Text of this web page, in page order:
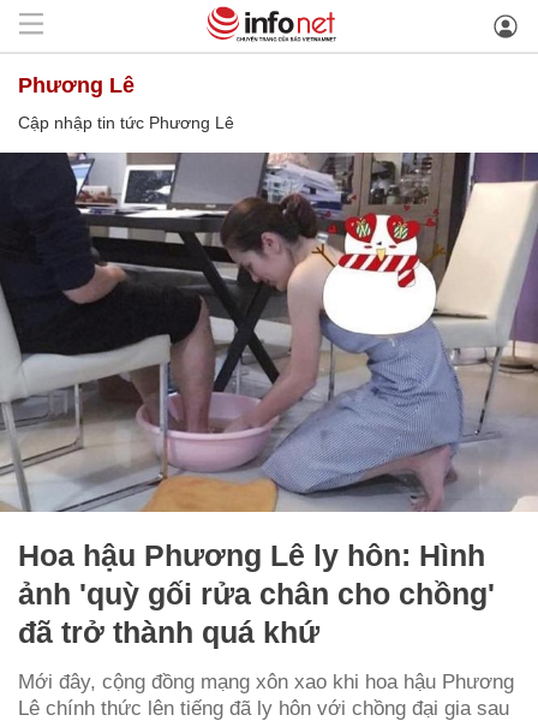
Phương Lê
Cập nhập tin tức Phương Lê
Hoa hậu Phương Lê ly hôn: Hình
ảnh 'quỳ gối rửa chân cho chồng'
đã trở thành quá khứ
Mới đây, cộng đồng mạng xôn xao khi hoa hậu Phương
Lê chính thức lên tiếng đã ly hôn với chồng đại gia sau